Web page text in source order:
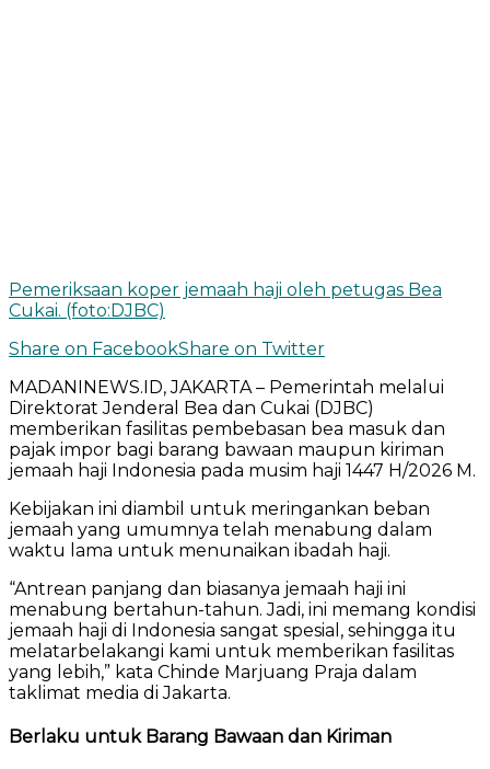
Pemeriksaan koper jemaah haji oleh petugas Bea
Cukai. (foto:DJBC)
Share on FacebookShare on Twitter
MADANINEWS.ID, JAKARTA – Pemerintah melalui
Direktorat Jenderal Bea dan Cukai (DJBC)
memberikan fasilitas pembebasan bea masuk dan
pajak impor bagi barang bawaan maupun kiriman
jemaah haji Indonesia pada musim haji 1447 H/2026 M.
Kebijakan ini diambil untuk meringankan beban
jemaah yang umumnya telah menabung dalam
waktu lama untuk menunaikan ibadah haji.
“Antrean panjang dan biasanya jemaah haji ini
menabung bertahun-tahun. Jadi, ini memang kondisi
jemaah haji di Indonesia sangat spesial, sehingga itu
melatarbelakangi kami untuk memberikan fasilitas
yang lebih,” kata Chinde Marjuang Praja dalam
taklimat media di Jakarta.
Berlaku untuk Barang Bawaan dan Kiriman